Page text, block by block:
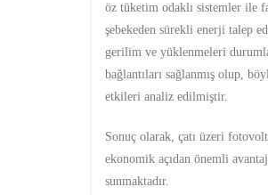
öz tüketim odaklı sistemler ile
şebekeden sürekli enerji talep
gerilim ve yüklenmeleri
bağlantıları sağlanmış olup,
etkileri analiz edilmiştir.
Sonuç olarak, çatı üzeri
ekonomik açıdan önemli
sunmaktadır.